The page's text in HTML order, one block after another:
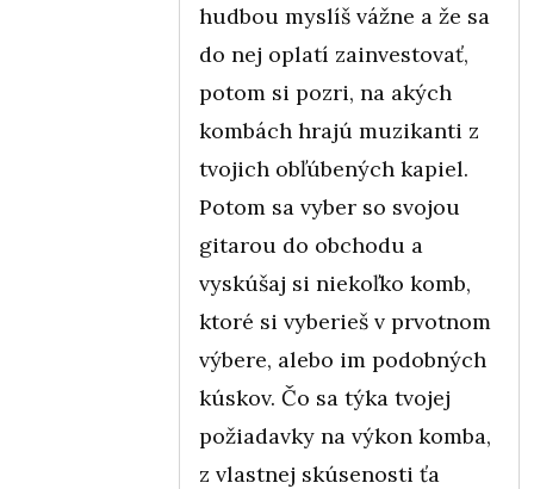
hudbou myslíš vážne a že sa
do nej oplatí zainvestovať,
potom si pozri, na akých
kombách hrajú muzikanti z
tvojich obľúbených kapiel.
Potom sa vyber so svojou
gitarou do obchodu a
vyskúšaj si niekoľko komb,
ktoré si vyberieš v prvotnom
výbere, alebo im podobných
kúskov. Čo sa týka tvojej
požiadavky na výkon komba,
z vlastnej skúsenosti ťa